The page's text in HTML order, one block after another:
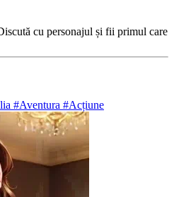
cu personajul și fii primul care
#Aventura #Acțiune